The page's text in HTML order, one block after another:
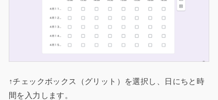
↑チェックボックス（グリット）を選択し、日にちと時
間を入力します。